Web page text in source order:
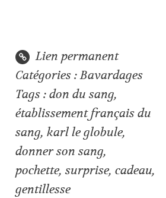
Lien permanent
Catégories :Bavardages
Tags :don du sang,
établissement français du
sang,karl le globule,
donner son sang,
pochette,surprise,cadeau,
gentillesse